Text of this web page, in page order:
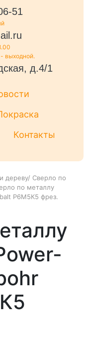
51
- выходной.
д.4/1
Контакты
дереву/ Сверло по
по металлу
Р6М5К5 фрез.